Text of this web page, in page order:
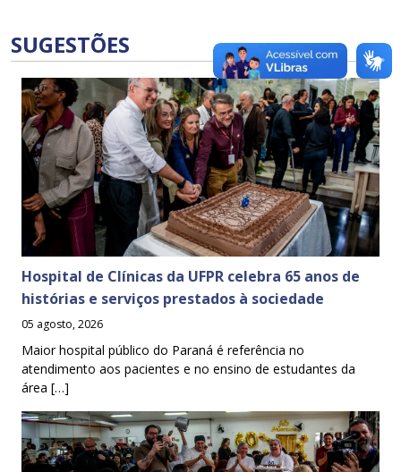
SUGESTÕES
Hospital de Clínicas da UFPR celebra 65 anos de
histórias e serviços prestados à sociedade
05 agosto, 2026
Maior hospital público do Paraná é referência no
atendimento aos pacientes e no ensino de estudantes da
área […]